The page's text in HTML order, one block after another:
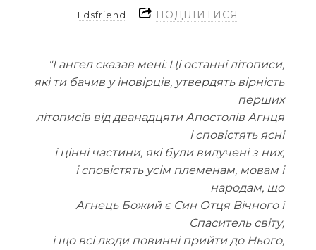
Ldsfriend ПОДІЛИТИСЯ
"І ангел сказав мені: Ці останні літописи,
які ти бачив у іновірців, утвердять вірність
перших
літописів від дванадцяти Апостолів Агнця
і сповістять ясні
і цінні частини, які були вилучені з них,
і сповістять усім племенам, мовам і
народам, що
Агнець Божий є Син Отця Вічного і
Спаситель світу,
і що всі люди повинні прийти до Нього,